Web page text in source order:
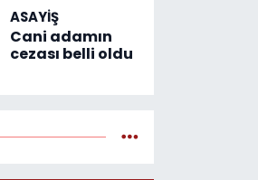
ASAYİŞ
Cani adamın
cezası belli oldu